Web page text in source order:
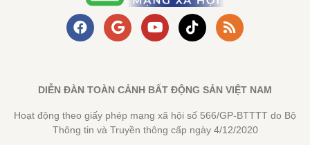
DIỄN ĐÀN TOÀN CẢNH BẤT ĐỘNG SẢN VIỆT NAM
Hoạt động theo giấy phép mạng xã hội số 566/GP-BTTTT do Bộ
Thông tin và Truyền thông cấp ngày 4/12/2020